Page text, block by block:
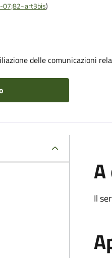
07;82~art3bis)
delle comunicazioni
Il